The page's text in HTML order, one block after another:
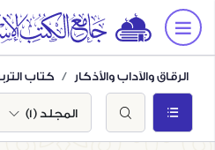
الرقاق والآداب والأذكار كتاب
المجلد (1)